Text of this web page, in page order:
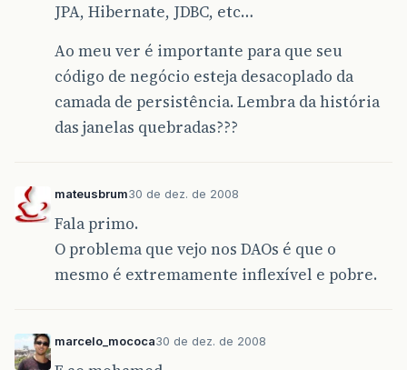
JPA, Hibernate, JDBC, etc…
Ao meu ver é importante para que seu
código de negócio esteja desacoplado da
camada de persistência. Lembra da história
das janelas quebradas???
mateusbrum30 de dez. de 2008
Fala primo.
O problema que vejo nos DAOs é que o
mesmo é extremamente inflexível e pobre.
marcelo_mococa30 de dez. de 2008